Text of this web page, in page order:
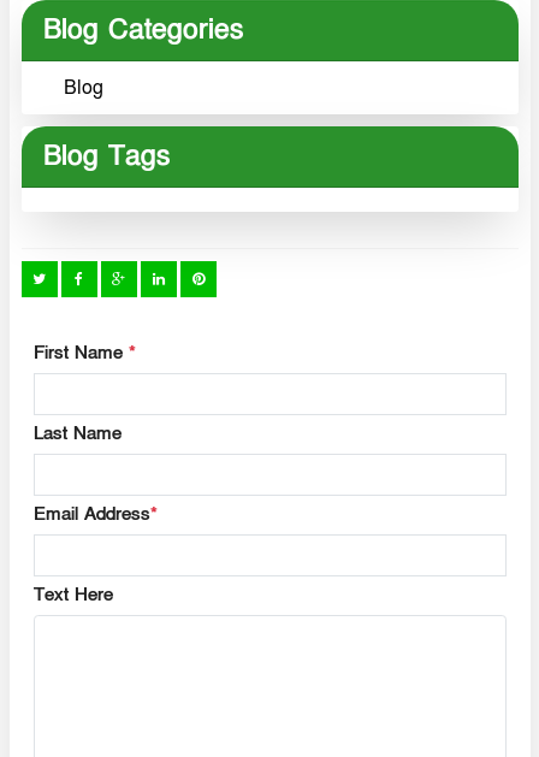
Blog Categories
Blog
Blog Tags
First Name *
Last Name
Email Address*
Text Here